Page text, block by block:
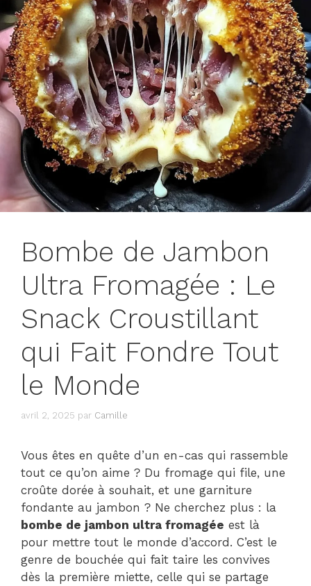
Bombe de Jambon
Ultra Fromagée : Le
Snack Croustillant
qui Fait Fondre Tout
le Monde
avril 2, 2025 par Camille
Vous êtes en quête d’un en-cas qui rassemble
tout ce qu’on aime ? Du fromage qui file, une
croûte dorée à souhait, et une garniture
fondante au jambon ? Ne cherchez plus : la
bombe de jambon ultra fromagée est là
pour mettre tout le monde d’accord. C’est le
genre de bouchée qui fait taire les convives
dès la première miette, celle qui se partage